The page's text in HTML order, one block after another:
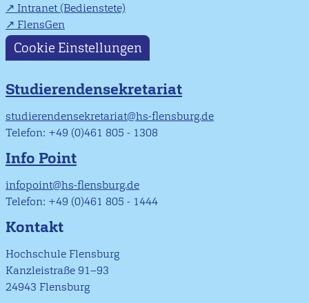
Intranet (Bedienstete)
FlensGen
Cookie Einstellungen
Studierendensekretariat
studierendensekretariat@hs-flensburg.de
Telefon: +49 (0)461 805 - 1308
Info Point
infopoint@hs-flensburg.de
Telefon: +49 (0)461 805 - 1444
Kontakt
Hochschule Flensburg
Kanzleistraße 91–93
24943 Flensburg